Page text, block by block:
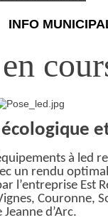
INFO
à led
un rendu
l’entreprise Est
Couronne,
Jeanne d’Arc.